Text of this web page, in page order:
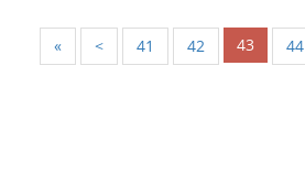
« < 41 42 43 44